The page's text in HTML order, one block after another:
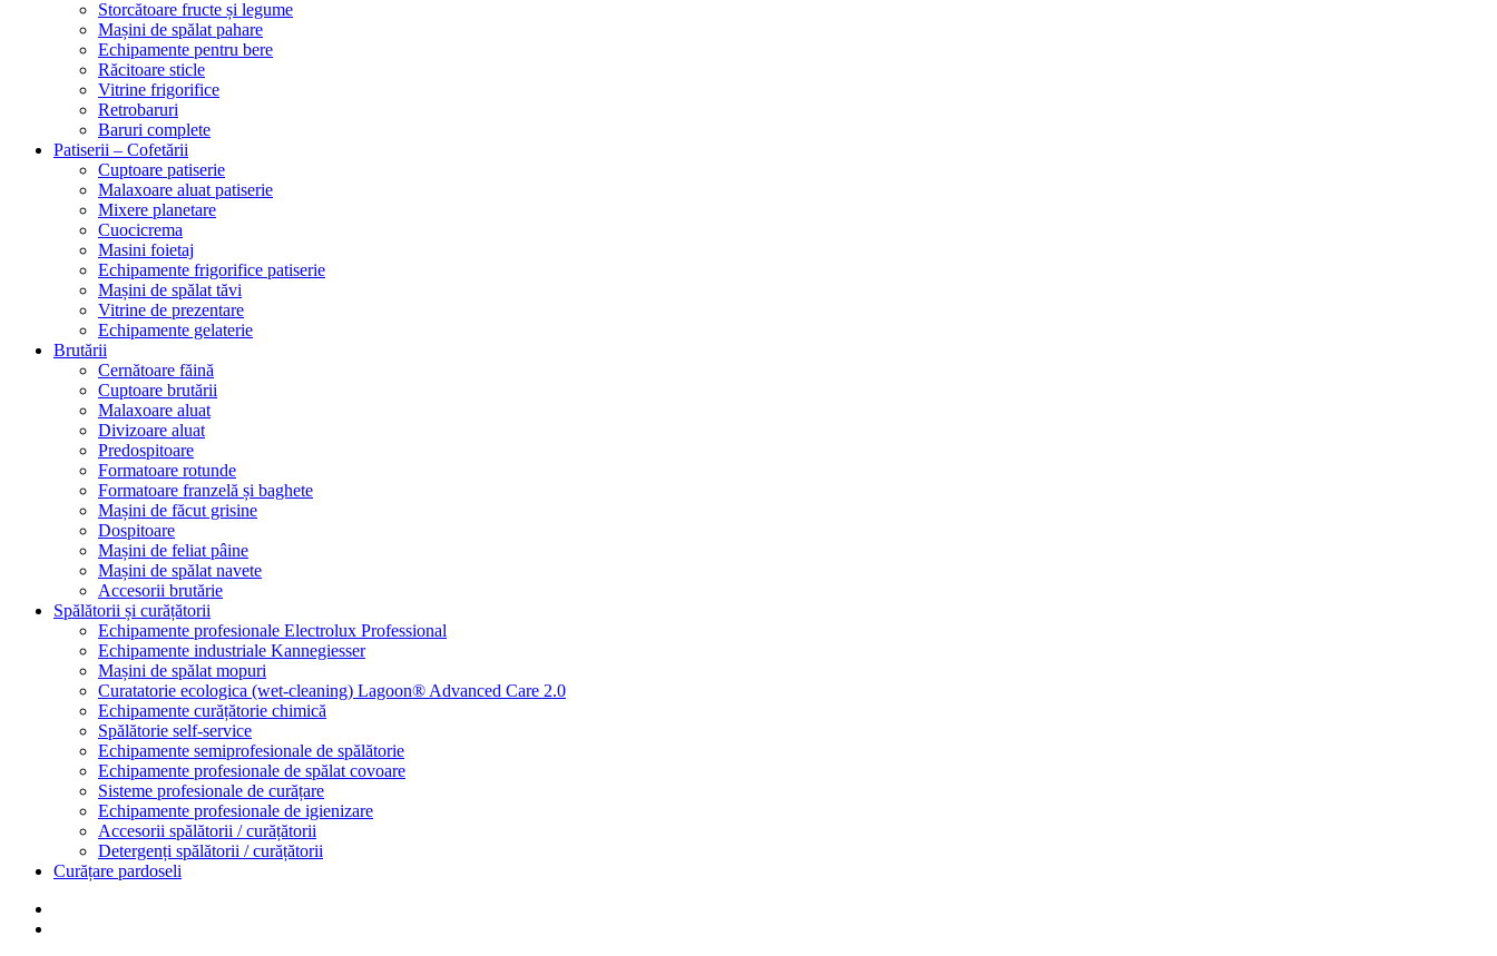
Storcătoare fructe și legume
Mașini de spălat pahare
Echipamente pentru bere
Răcitoare sticle
Vitrine frigorifice
Retrobaruri
Baruri complete
Patiserii – Cofetării
Cuptoare patiserie
Malaxoare aluat patiserie
Mixere planetare
Cuocicrema
Masini foietaj
Echipamente frigorifice patiserie
Mașini de spălat tăvi
Vitrine de prezentare
Echipamente gelaterie
Brutării
Cernătoare făină
Cuptoare brutării
Malaxoare aluat
Divizoare aluat
Predospitoare
Formatoare rotunde
Formatoare franzelă și baghete
Mașini de făcut grisine
Dospitoare
Mașini de feliat pâine
Mașini de spălat navete
Accesorii brutărie
Spălătorii și curățătorii
Echipamente profesionale Electrolux Professional
Echipamente industriale Kannegiesser
Mașini de spălat mopuri
Curatatorie ecologica (wet-cleaning) Lagoon® Advanced Care 2.0
Echipamente curățătorie chimică
Spălătorie self-service
Echipamente semiprofesionale de spălătorie
Echipamente profesionale de spălat covoare
Sisteme profesionale de curățare
Echipamente profesionale de igienizare
Accesorii spălătorii / curățătorii
Detergenți spălătorii / curățătorii
Curățare pardoseli